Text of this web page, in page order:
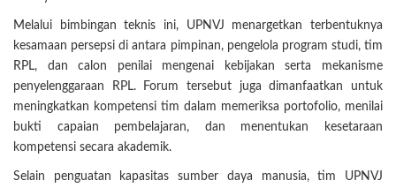
Melalui bimbingan teknis ini, UPNVJ menargetkan terbentuknya
kesamaan persepsi di antara pimpinan, pengelola program studi, tim
RPL, dan calon penilai mengenai kebijakan serta mekanisme
penyelenggaraan RPL. Forum tersebut juga dimanfaatkan untuk
meningkatkan kompetensi tim dalam memeriksa portofolio, menilai
bukti capaian pembelajaran, dan menentukan kesetaraan
kompetensi secara akademik.
Selain penguatan kapasitas sumber daya manusia, tim UPNVJ